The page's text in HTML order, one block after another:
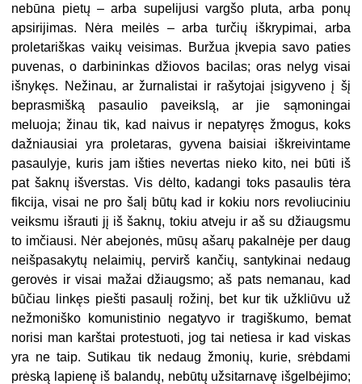
nebūna pietų – arba supelijusi vargšo pluta, arba ponų
apsirijimas. Nėra meilės – arba turčių iškrypimai, arba
proletariškas vaikų veisimas. Buržua įkvepia savo paties
puvenas, o darbininkas džiovos bacilas; oras nelyg visai
išnykęs. Nežinau, ar žurnalistai ir rašytojai įsigyveno į šį
beprasmišką pasaulio paveikslą, ar jie sąmoningai
meluoja; žinau tik, kad naivus ir nepatyręs žmogus, koks
dažniausiai yra proletaras, gyvena baisiai iškreivintame
pasaulyje, kuris jam išties nevertas nieko kito, nei būti iš
pat šaknų išverstas. Vis dėlto, kadangi toks pasaulis tėra
fikcija, visai ne pro šalį būtų kad ir kokiu nors revoliuciniu
veiksmu išrauti jį iš šaknų, tokiu atveju ir aš su džiaugsmu
to imčiausi. Nėr abejonės, mūsų ašarų pakalnėje per daug
neišpasakytų nelaimių, pervirš kančių, santykinai nedaug
gerovės ir visai mažai džiaugsmo; aš pats nemanau, kad
būčiau linkęs piešti pasaulį rožinį, bet kur tik užkliūvu už
nežmoniško komunistinio negatyvo ir tragiškumo, bemat
norisi man karštai protestuoti, jog tai netiesa ir kad viskas
yra ne taip. Sutikau tik nedaug žmonių, kurie, srėbdami
prėską lapienę iš balandų, nebūtų užsitarnavę išgelbėjimo;